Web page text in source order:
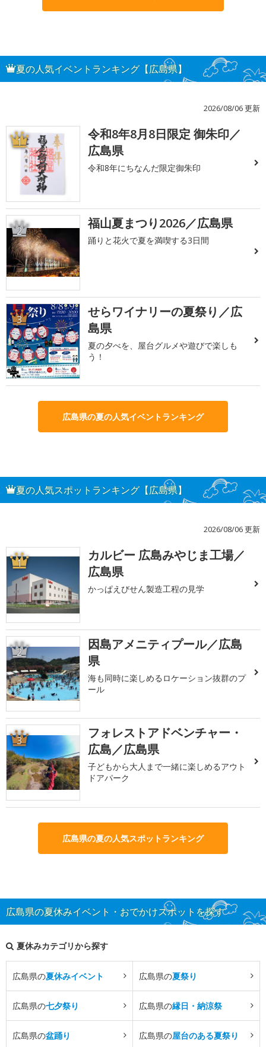
夏の人気イベントランキング【広島県】
2026/08/06 更新
1
令和8年8月8日限定 御朱印／
広島県
令和8年にちなんだ限定御朱印
2 福山夏まつり2026／広島県
踊りと花火で夏を満喫する3日間
3
せらワイナリーの夏祭り／広
島県
夏の夕べを、屋台グルメや遊びで楽しも
う！
広島県の夏の人気イベントランキング
夏の人気スポットランキング【広島県】
2026/08/06 更新
1
カルビー 広島みやじま工場／
広島県
かっぱえびせん製造工程の見学
2
因島アメニティプール／広島
県
海も同時に楽しめるロケーション抜群のプ
ール
3
フォレストアドベンチャー・
広島／広島県
子どもから大人まで一緒に楽しめるアウト
ドアパーク
広島県の夏の人気スポットランキング
広島県の夏休みイベント・おでかけスポットを探す
夏休みカテゴリから探す
広島県の夏休みイベント 広島県の夏祭り
広島県の七夕祭り 広島県の縁日・納涼祭
広島県の盆踊り 広島県の屋台のある夏祭り